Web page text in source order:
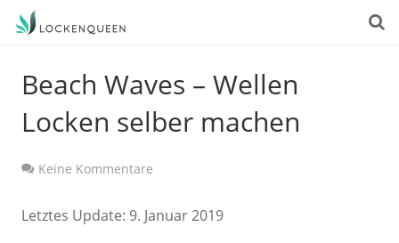
Beach Waves – Wellen
Locken selber machen
Keine Kommentare
Letztes Update: 9. Januar 2019